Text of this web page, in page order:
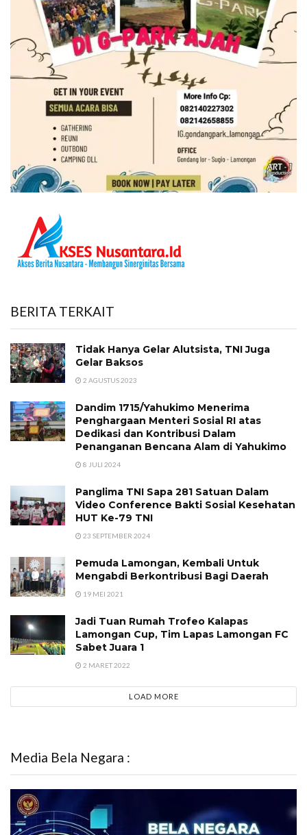
BERITA TERKAIT
Tidak Hanya Gelar Alutsista, TNI Juga
Gelar Baksos
2 AGUSTUS 2023
Dandim 1715/Yahukimo Menerima
Penghargaan Menteri Sosial RI atas
Dedikasi dan Kontribusi Dalam
Penanganan Bencana Alam di Yahukimo
8 JULI 2024
Panglima TNI Sapa 281 Satuan Dalam
Video Conference Bakti Sosial Kesehatan
HUT Ke-79 TNI
23 SEPTEMBER 2024
Pemuda Lamongan, Kembali Untuk
Mengabdi Berkontribusi Bagi Daerah
19 MEI 2021
Jadi Tuan Rumah Trofeo Kalapas
Lamongan Cup, Tim Lapas Lamongan FC
Sabet Juara 1
2 MARET 2022
LOAD MORE
Media Bela Negara :